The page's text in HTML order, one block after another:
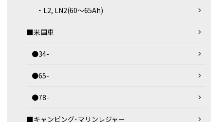
・L2, LN2(60～65Ah)
■米国車
●34-
●65-
●78-
■キャンピング･マリンレジャー